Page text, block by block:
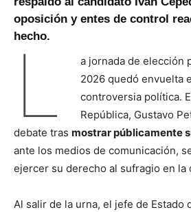
oposición y entes de control
hecho.
L
a jornada de elección
2026 quedó envuelta
controversia política.
República, Gustavo
debate tras mostrar públicamente
ante los medios de comunicación,
ejercer su derecho al sufragio en la
Al salir de la urna, el jefe de Estado